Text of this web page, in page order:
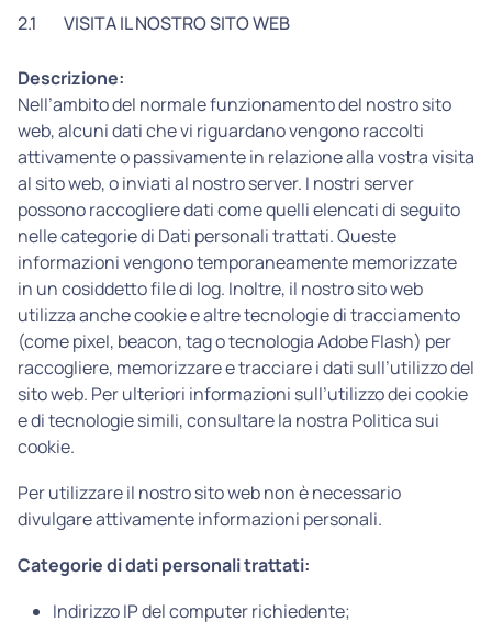
2.1
VISITA IL NOSTRO SITO WEB
Descrizione:
Nell’ambito del normale funzionamento del nostro sito
web, alcuni dati che vi riguardano vengono raccolti
attivamente o passivamente in relazione alla vostra visita
al sito web, o inviati al nostro server. I nostri server
possono raccogliere dati come quelli elencati di seguito
nelle categorie di Dati personali trattati. Queste
informazioni vengono temporaneamente memorizzate
in un cosiddetto file di log. Inoltre, il nostro sito web
utilizza anche cookie e altre tecnologie di tracciamento
(come pixel, beacon, tag o tecnologia Adobe Flash) per
raccogliere, memorizzare e tracciare i dati sull’utilizzo del
sito web. Per ulteriori informazioni sull’utilizzo dei cookie
e di tecnologie simili, consultare la nostra Politica sui
cookie.
Per utilizzare il nostro sito web non è necessario
divulgare attivamente informazioni personali.
Categorie di dati personali trattati:
Indirizzo IP del computer richiedente;